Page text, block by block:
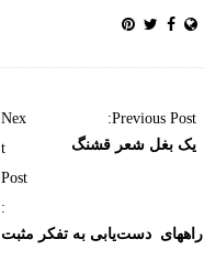
Previous Post:
یک بغل شعر قشنگ
Nex
t
Post
:
راههای دست‌یابی به تفکر مثبت